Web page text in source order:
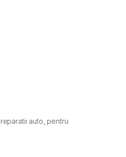
auto, pentru